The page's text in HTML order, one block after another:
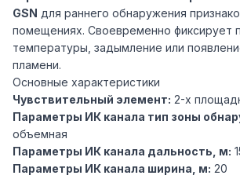
GSN для раннего обнаружения
помещениях. Своевременно фиксирует
температуры, задымление или
пламени.
Основные характеристики
Чувствительный элемент: 2-х
Параметры ИК канала тип зоны
объемная
Параметры ИК канала дальность, м:
Параметры ИК канала ширина, м: 20